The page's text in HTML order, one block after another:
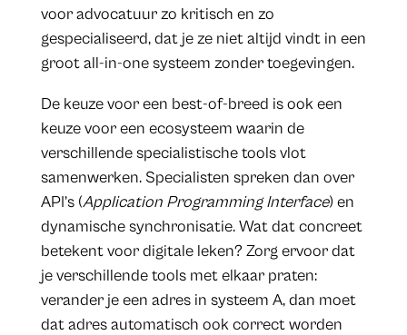
voor advocatuur zo kritisch en zo
gespecialiseerd, dat je ze niet altijd vindt in een
groot all-in-one systeem zonder toegevingen.
De keuze voor een best-of-breed is ook een
keuze voor een ecosysteem waarin de
verschillende specialistische tools vlot
samenwerken. Specialisten spreken dan over
API’s (Application Programming Interface) en
dynamische synchronisatie. Wat dat concreet
betekent voor digitale leken? Zorg ervoor dat
je verschillende tools met elkaar praten:
verander je een adres in systeem A, dan moet
dat adres automatisch ook correct worden